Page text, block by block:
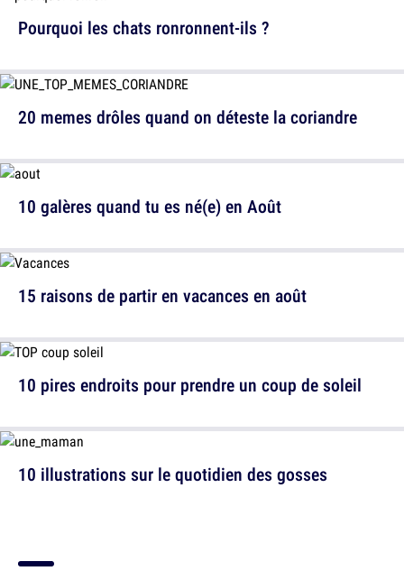
Pourquoi les chats ronronnent-ils ?
10 galères quand tu es né(e) en Août
10 pires endroits pour prendre un coup de soleil
20 memes drôles quand on déteste la coriandre
15 raisons de partir en vacances en août
10 illustrations sur le quotidien des gosses